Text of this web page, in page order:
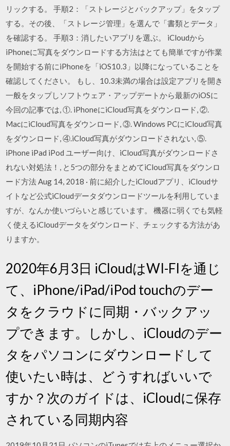
リックする。 手順2：「ストレージとバックアップ」をタップ
する。その後、「ストレージ管理」を選んで「書類とデータ」
を確認する。 手順3：消したいアプリを選ぶ。 iCloudから
iPhoneに写真をダウンロードする方法はとても簡単ですが作業
を開始する前にiPhoneを「iOS10.3」以降になっていることを
確認してください。 もし、10.3未満の場合は設定アプリを開き
一般をタップしソフトウェア・アップデートから最新のiOSに
今回の記事では, ①. iPhoneにiCloud写真をダウンロード, ②.
MacにiCloud写真をダウンロード, ③. Windows PCにiCloud写真
をダウンロード, ④.iCloud写真がダウンロードされない, ⑤.
iPhone iPad iPod ユーザー向け、iCloud写真がダウンロードさ
れない対処法！, と5つの部分をまとめてiCloud写真をダウンロ
ード方法 Aug 14, 2018 · 前に紹介したiCloudアプリ、iCloudサ
イトなど公式iCloudデータダウンロードツールを利用していま
すが、なんか使いづらいと感じています。 機器に弱くでも気軽
く使えるiCloudデータをダウンロード、チェックする方法があ
りますか。
2020年6月3日 iCloudはWI-FIを通じ
て、iPhone/iPad/iPod touchのデー
タをクラウドに同期・バックアッ
プできます。しかし、iCloudのデー
タをパソコンにダウンロードして
使いたい時は、どうすればいいで
すか？次のガイドは、iCloudに保存
されている同期内容